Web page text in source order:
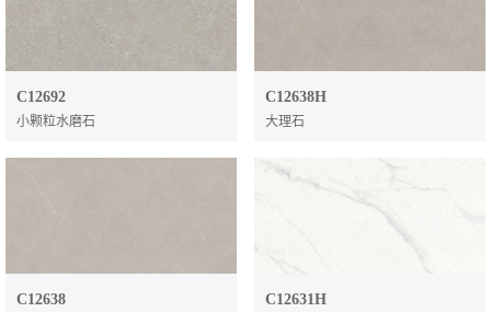
C12692
小颗粒水磨石
C12638H
大理石
C12638 C12631H